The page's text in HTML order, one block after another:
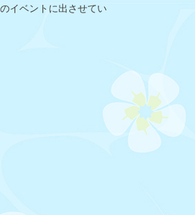
イベントに出させてい